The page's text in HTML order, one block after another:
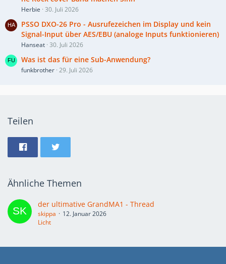
Herbie 30. Juli 2026
PSSO DXO-26 Pro - Ausrufezeichen im Display und kein
Signal-Input über AES/EBU (analoge Inputs funktionieren)
Hanseat 30. Juli 2026
Was ist das für eine Sub-Anwendung?
funkbrother 29. Juli 2026
Teilen
Ähnliche Themen
der ultimative GrandMA1 - Thread
skippa
12. Januar 2026
Licht